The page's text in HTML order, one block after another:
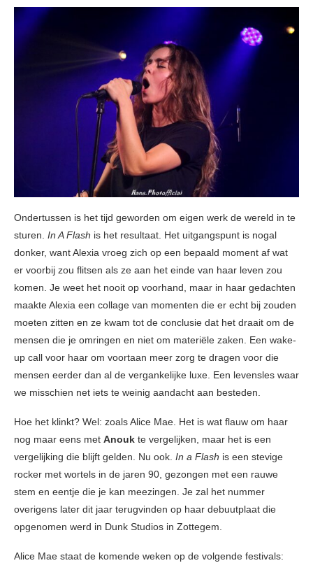
Ondertussen is het tijd geworden om eigen werk de wereld in te
sturen. In A Flash is het resultaat. Het uitgangspunt is nogal
donker, want Alexia vroeg zich op een bepaald moment af wat
er voorbij zou flitsen als ze aan het einde van haar leven zou
komen. Je weet het nooit op voorhand, maar in haar gedachten
maakte Alexia een collage van momenten die er echt bij zouden
moeten zitten en ze kwam tot de conclusie dat het draait om de
mensen die je omringen en niet om materiële zaken. Een wake-
up call voor haar om voortaan meer zorg te dragen voor die
mensen eerder dan al de vergankelijke luxe. Een levensles waar
we misschien net iets te weinig aandacht aan besteden.
Hoe het klinkt? Wel: zoals Alice Mae. Het is wat flauw om haar
nog maar eens met Anouk te vergelijken, maar het is een
vergelijking die blijft gelden. Nu ook. In a Flash is een stevige
rocker met wortels in de jaren 90, gezongen met een rauwe
stem en eentje die je kan meezingen. Je zal het nummer
overigens later dit jaar terugvinden op haar debuutplaat die
opgenomen werd in Dunk Studios in Zottegem.
Alice Mae staat de komende weken op de volgende festivals: